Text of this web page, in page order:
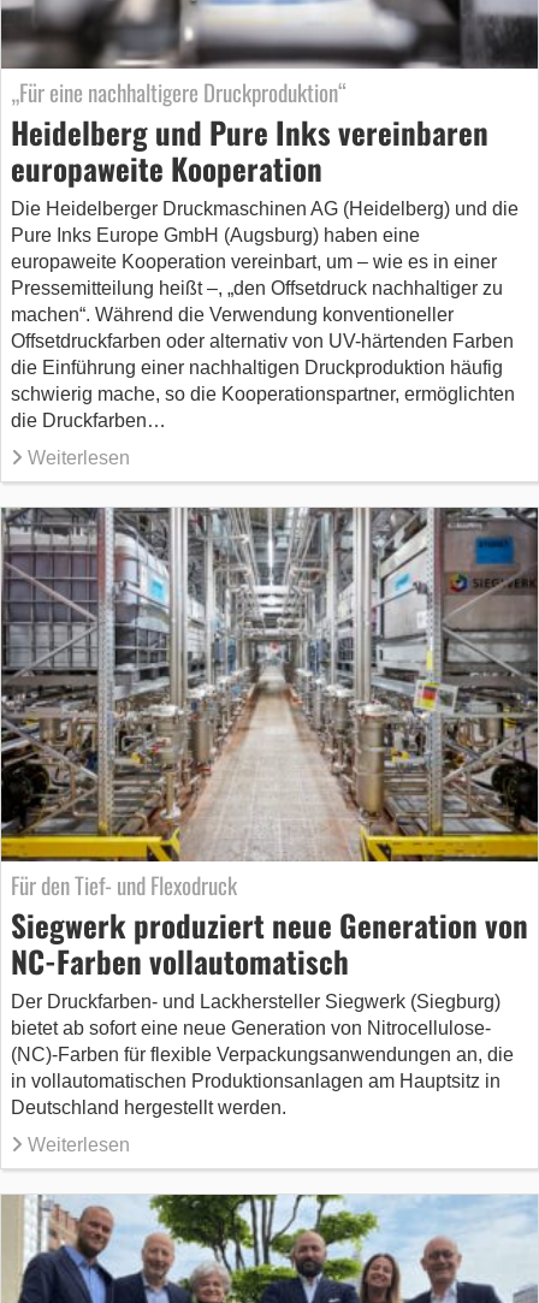
„Für eine nachhaltigere Druckproduktion“
Heidelberg und Pure Inks vereinbaren
europaweite Kooperation
Die Heidelberger Druckmaschinen AG (Heidelberg) und die
Pure Inks Europe GmbH (Augsburg) haben eine
europaweite Kooperation vereinbart, um – wie es in einer
Pressemitteilung heißt –, „den Offsetdruck nachhaltiger zu
machen“. Während die Verwendung konventioneller
Offsetdruckfarben oder alternativ von UV-härtenden Farben
die Einführung einer nachhaltigen Druckproduktion häufig
schwierig mache, so die Kooperationspartner, ermöglichten
die Druckfarben…
Weiterlesen
Für den Tief- und Flexodruck
Siegwerk produziert neue Generation von
NC-Farben vollautomatisch
Der Druckfarben- und Lackhersteller Siegwerk (Siegburg)
bietet ab sofort eine neue Generation von Nitrocellulose-
(NC)-Farben für flexible Verpackungsanwendungen an, die
in vollautomatischen Produktionsanlagen am Hauptsitz in
Deutschland hergestellt werden.
Weiterlesen